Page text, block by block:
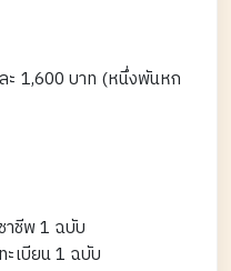
ะ 1,600 บาท (หนึ่งพันหก
าชีพ 1 ฉบับ
ะเบียน 1 ฉบับ